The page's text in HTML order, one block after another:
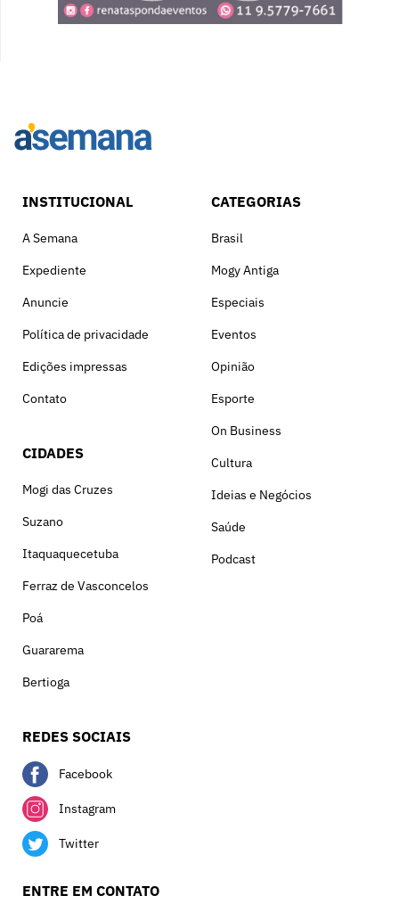
INSTITUCIONAL
A Semana
Expediente
Anuncie
Política de privacidade
Edições impressas
Contato
CIDADES
Mogi das Cruzes
Suzano
Itaquaquecetuba
Ferraz de Vasconcelos
Poá
Guararema
Bertioga
CATEGORIAS
Brasil
Mogy Antiga
Especiais
Eventos
Opinião
Esporte
On Business
Cultura
Ideias e Negócios
Saúde
Podcast
REDES SOCIAIS
Facebook
Instagram
Twitter
ENTRE EM CONTATO